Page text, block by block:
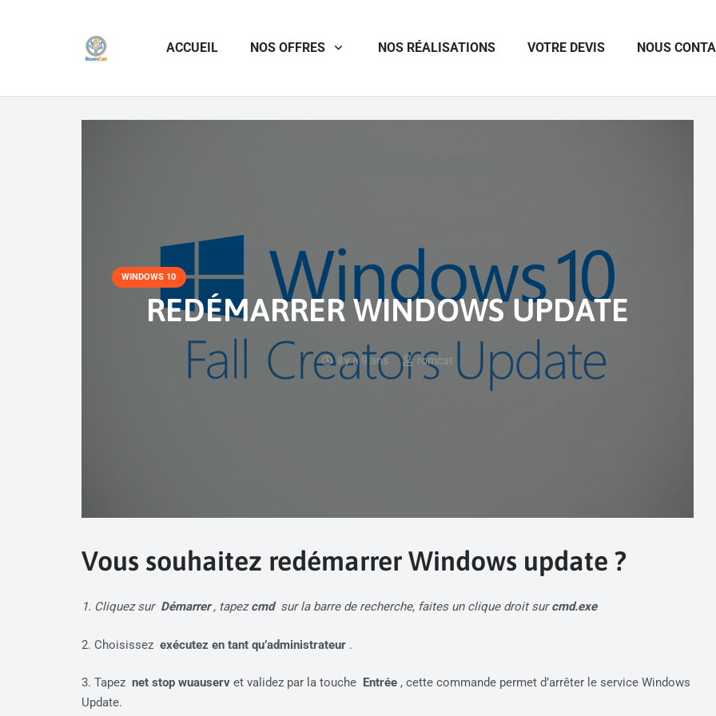
ACCUEIL NOS OFFRES NOS RÉALISATIONS VOTRE DEVIS NOUS
WINDOWS 10
REDÉMARRER WINDOWS UPDATE
il y a 9 ans romcat
Vous souhaitez redémarrer Windows update ?
1. Cliquez sur Démarrer, tapezcmd sur la barre de recherche, faites un clique droit surcmd.exe
2. Choisissez exécutez en tant qu’administrateur .
3. Tapez net stop wuauserv et validez par la touche Entrée , cette commande permet d’arrêter le service Windows
Update.